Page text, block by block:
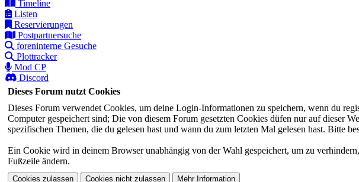
Timeline
Listen
Reservierungen
Postpartnersuche
foreninterne Gesuche
Plottracker
Mod CP
Discord
Dieses Forum nutzt Cookies
Dieses Forum verwendet Cookies, um deine Login-Informationen zu speichern, wenn du
Computer gespeichert sind; Die von diesem Forum gesetzten Cookies düfen nur auf dieser
spezifischen Themen, die du gelesen hast und wann du zum letzten Mal gelesen hast. Bitte
Ein Cookie wird in deinem Browser unabhängig von der Wahl gespeichert, um zu
Fußzeile ändern.